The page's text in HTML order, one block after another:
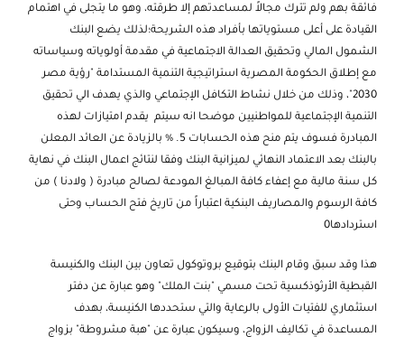
فائقة بهم ولم تترك مجالاً لمساعدتهم إلا طرقته، وهو ما يتجلى في اهتمام
القيادة على أعلى مستوياتها بأفراد هذه الشريحة؛لذلك يضع البنك
الشمول المالي وتحقيق العدالة الاجتماعية في مقدمة أولوياته وسياساته
مع إطلاق الحكومة المصرية استراتيجية التنمية المستدامة "رؤية مصر
2030"، وذلك من خلال نشاط التكافل الإجتماعي والذي يهدف الي تحقيق
التنمية الإجتماعية للمواطنيين موضحا انه سيتم يقدم امتيازات لهذه
المبادرة فسوف يتم منح هذه الحسابات 5. % بالزيادة عن العائد المعلن
بالبنك بعد الاعتماد النهائي لميزانية البنك وفقا لنتائج اعمال البنك في نهاية
كل سنة مالية مع إعفاء كافة المبالغ المودعة لصالح مبادرة ( ولادنا ) من
كافة الرسوم والمصاريف البنكية اعتباراً من تاريخ فتح الحساب وحتى
استردادها0
هذا وقد سبق وقام البنك بتوقيع بروتوكول تعاون بين البنك والكنيسة
القبطية الأرثوذكسية تحت مسمي "بنت الملك" وهو عبارة عن دفتر
استثماري للفتيات الأولى بالرعاية والتي ستحددها الكنيسة، بهدف
المساعدة في تكاليف الزواج، وسيكون عبارة عن "هبة مشروطة" بزواج